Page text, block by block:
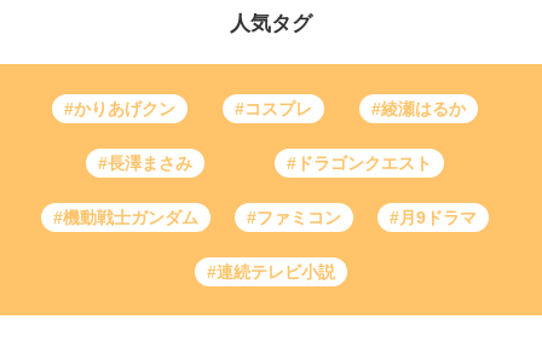
人気タグ
#かりあげクン #コスプレ #綾瀬はるか
#長澤まさみ #ドラゴンクエスト
#機動戦士ガンダム #ファミコン #月9ドラマ
#連続テレビ小説